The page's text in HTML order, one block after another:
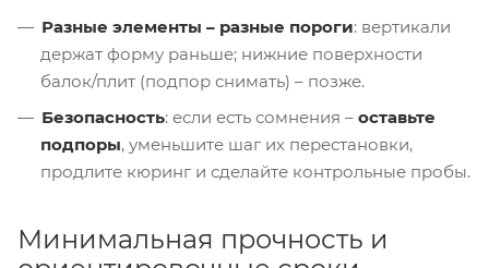
Разные элементы – разные пороги: вертикали
держат форму раньше; нижние поверхности
балок/плит (подпор снимать) – позже.
Безопасность: если есть сомнения – оставьте
подпоры, уменьшите шаг их перестановки,
продлите кюринг и сделайте контрольные пробы.
Минимальная прочность и